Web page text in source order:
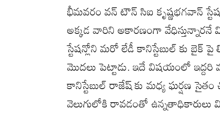
భీమవరం వన్ టౌన్ సిఐ కృష్ణభగవాన్
అక్కడ వారిని అకారణంగా
స్టేషన్లోని మరో లేడీ కానిస్టేబుల్ కు బైక్
మొదలు పెట్టాడు. ఇదే విషయంలో
కానిస్టేబుల్ రాజేష్ కు మధ్య ఘర్షణ
వెలుగులోకి రావడంతో ఉన్నతాధికారులు